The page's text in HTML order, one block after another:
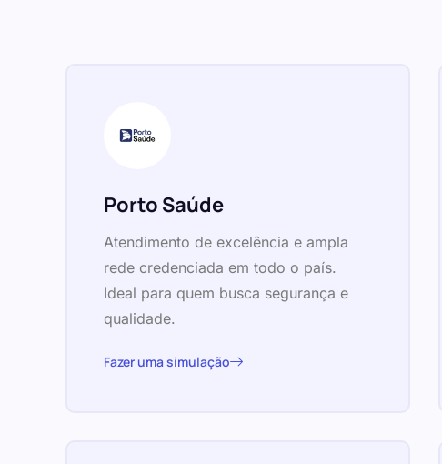
Porto Saúde
Atendimento de excelência e ampla
rede credenciada em todo o país.
Ideal para quem busca segurança e
qualidade.
Fazer uma simulação